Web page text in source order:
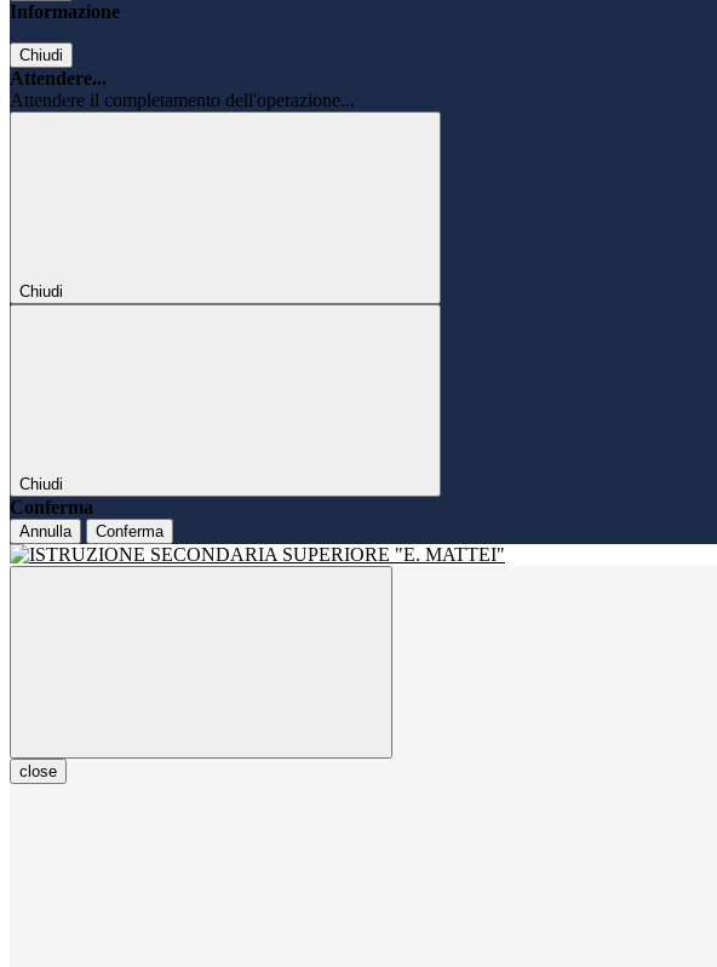
Informazione
Chiudi
Attendere...
Attendere il completamento dell'operazione...
Chiudi
Chiudi
Conferma
Annulla Conferma
close